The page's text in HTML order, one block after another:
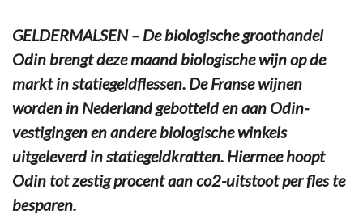
GELDERMALSEN – De biologische groothandel
Odin brengt deze maand biologische wijn op de
markt in statiegeldflessen. De Franse wijnen
worden in Nederland gebotteld en aan Odin-
vestigingen en andere biologische winkels
uitgeleverd in statiegeldkratten. Hiermee hoopt
Odin tot zestig procent aan co2-uitstoot per fles te
besparen.